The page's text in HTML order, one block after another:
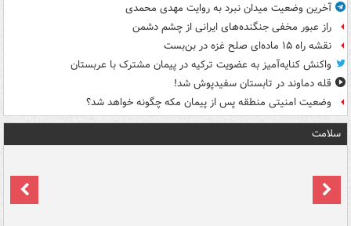
آخرین وضعیت میدان نبرد به روایت مهدی محمدی
راز عبور مخفی جنگنده‌های ایرانی از چشم دشمن
نقشه راه ۱۵ ماده‌ای صلح غزه در بن‌بست
واکنش کنایه‌آمیز به عضویت ترکیه در پیمان مشترک با عربستان
قله دماوند در تابستان سفیدپوش شد!
وضعیت امنیتی منطقه پس از پیمان مکه چگونه خواهد شد؟
سلامت